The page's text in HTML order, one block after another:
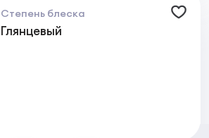
Степень блеска
Глянцевый